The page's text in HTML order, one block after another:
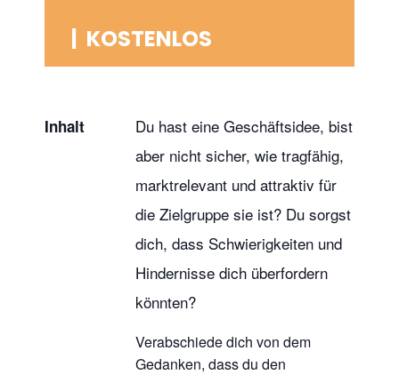
| KOSTENLOS
Inhalt
Du hast eine Geschäftsidee, bist
aber nicht sicher, wie tragfähig,
marktrelevant und attraktiv für
die Zielgruppe sie ist? Du sorgst
dich, dass Schwierigkeiten und
Hindernisse dich überfordern
könnten?
Verabschiede dich von dem
Gedanken, dass du den